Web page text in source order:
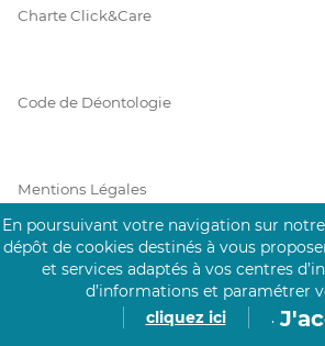
Charte Click&Care
Code de Déontologie
Mentions Légales
Prérequis Click&Care
En poursuivant votre navigation sur
dépôt de cookies destinés à vous
et services adaptés à vos centres
d’informations et paramétrer
cliquez ici
.